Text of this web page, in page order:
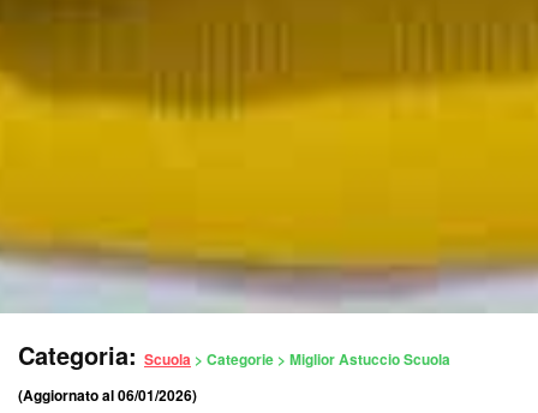
Categoria: Scuola > Categorie > Miglior Astuccio Scuola
(Aggiornato al 06/01/2026)